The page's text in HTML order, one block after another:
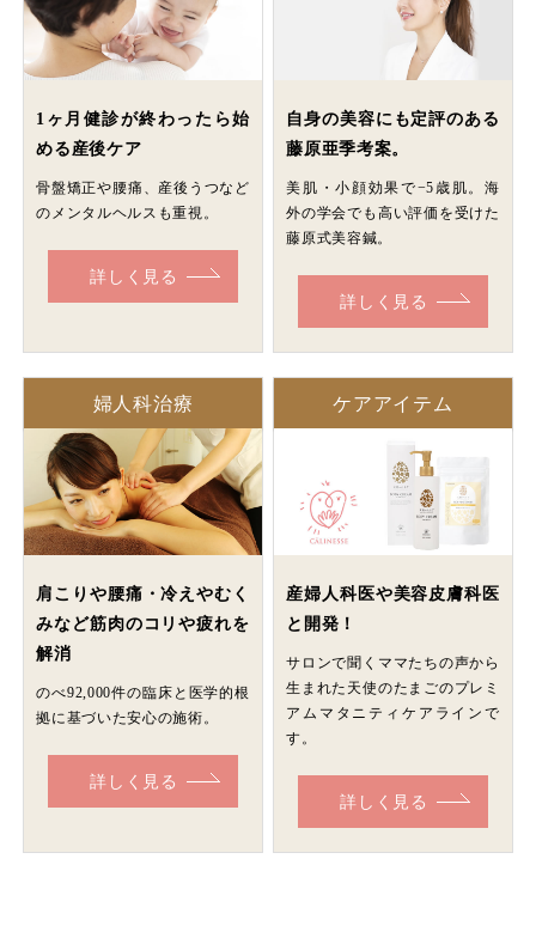
1ヶ月健診が終わったら始
める産後ケア
骨盤矯正や腰痛、産後うつなど
のメンタルヘルスも重視。
詳しく見る
自身の美容にも定評のある
藤原亜季考案。
美肌・小顔効果で−5歳肌。海
外の学会でも高い評価を受けた
藤原式美容鍼。
詳しく見る
婦人科治療
肩こりや腰痛・冷えやむく
みなど筋肉のコリや疲れを
解消
のべ92,000件の臨床と医学的根
拠に基づいた安心の施術。
詳しく見る
ケアアイテム
産婦人科医や美容皮膚科医
と開発！
サロンで聞くママたちの声から
生まれた天使のたまごのプレミ
アムマタニティケアラインで
す。
詳しく見る